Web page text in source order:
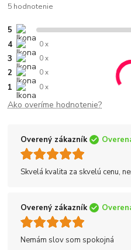
5 hodnotenie
5
4 0 x
3 0 x
2 0 x
1 0 x
Ako overíme hodnotenie?
Overený zákazník
Skvelá kvalita za skvelú cenu,
Overený zákazník
Nemám slov som spokojná